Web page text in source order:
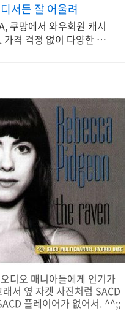
서든 잘 어울려
쿠팡에서 와우회원 캐시
격 걱정 없이 다양한 티
디오 매니아들에게 인기가
서 옆 자켓 사진처럼 SACD
플레이어가 없어서. ^^;;